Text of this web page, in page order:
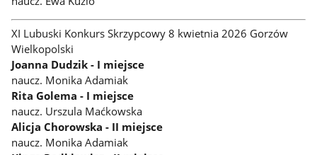
XI Lubuski Konkurs Skrzypcowy 8 kwietnia 2026 Gorzów
Wielkopolski
Joanna Dudzik - I miejsce
naucz. Monika Adamiak
Rita Golema - I miejsce
naucz. Urszula Maćkowska
Alicja Chorowska - II miejsce
naucz. Monika Adamiak